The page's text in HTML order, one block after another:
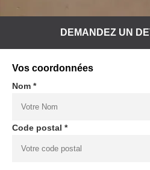
DEMANDEZ UN
Vos coordonnées
Nom *
Code postal *